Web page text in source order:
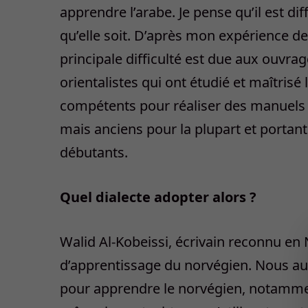
apprendre l’arabe. Je pense qu’il est
qu’elle soit. D’après mon expérience
principale difficulté est due aux
orientalistes qui ont étudié et maîtrisé
compétents pour réaliser des
mais anciens pour la plupart et
débutants.
Quel dialecte adopter alors ?
Walid Al-Kobeissi, écrivain reconnu en
d’apprentissage du norvégien. Nous
pour apprendre le norvégien,